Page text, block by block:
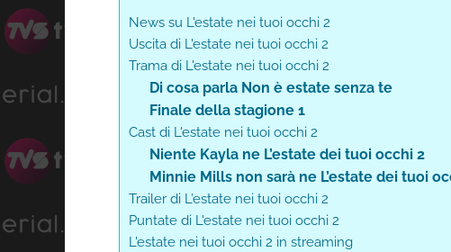
News su L'estate nei tuoi occhi 2
Uscita di L'estate nei tuoi occhi 2
Trama di L'estate nei tuoi occhi 2
Di cosa parla Non è estate senza te
Finale della stagione 1
Cast di L'estate nei tuoi occhi 2
Niente Kayla ne L’estate dei tuoi occhi 2
Minnie Mills non sarà ne L’estate dei tuoi
Trailer di L’estate nei tuoi occhi 2
Puntate di L'estate nei tuoi occhi 2
L'estate nei tuoi occhi 2 in streaming